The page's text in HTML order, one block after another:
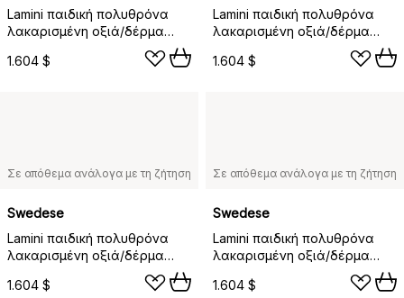
Lamini παιδική πολυθρόνα
λακαρισμένη οξιά/δέρμα
προβάτου, Σαχάρα (καφέ
νουγκά)
1.604 $
Lamini παιδική πολυθρόνα
λακαρισμένη οξιά/δέρμα
προβάτου, Υπόλευκο (λευκό)
1.604 $
Σε απόθεμα ανάλογα με τη ζήτηση
Swedese
Lamini παιδική πολυθρόνα
λακαρισμένη οξιά/δέρμα
προβάτου, Μαύρο (μαύρο)
1.604 $
Σε απόθεμα ανάλογα με τη ζήτηση
Swedese
Lamini παιδική πολυθρόνα
λακαρισμένη οξιά/δέρμα
(σκούρο γκρι)
1.604 $